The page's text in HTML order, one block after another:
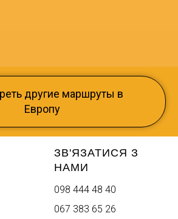
другие маршруты в
Европу
ЗВ'ЯЗАТИСЯ З
НАМИ
098 444 48 40
067 383 65 26